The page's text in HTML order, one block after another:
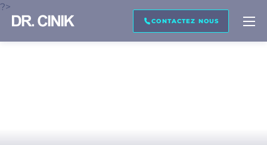
?>
CONTACTEZ NOUS
RAPPELEZ MOI
TRANSCRIPTION